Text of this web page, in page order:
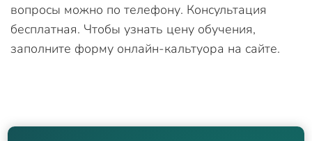
вопросы можно по телефону. Консультация
бесплатная. Чтобы узнать цену обучения,
заполните форму онлайн-кальтуора на сайте.